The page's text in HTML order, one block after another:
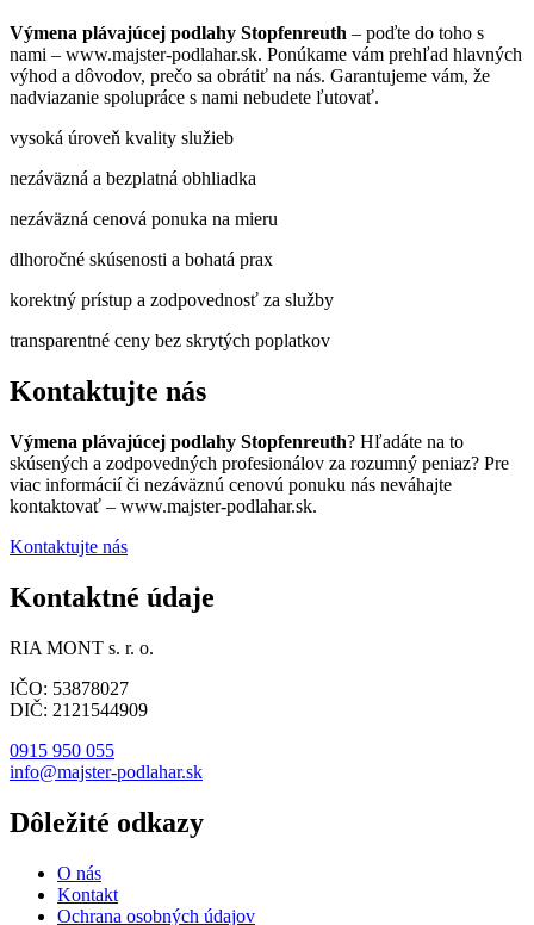
Výmena plávajúcej podlahy Stopfenreuth – poďte do toho s
nami – www.majster-podlahar.sk. Ponúkame vám prehľad hlavných
výhod a dôvodov, prečo sa obrátiť na nás. Garantujeme vám, že
nadviazanie spolupráce s nami nebudete ľutovať.
vysoká úroveň kvality služieb
nezáväzná a bezplatná obhliadka
nezáväzná cenová ponuka na mieru
dlhoročné skúsenosti a bohatá prax
korektný prístup a zodpovednosť za služby
transparentné ceny bez skrytých poplatkov
Kontaktujte nás
Výmena plávajúcej podlahy Stopfenreuth? Hľadáte na to
skúsených a zodpovedných profesionálov za rozumný peniaz? Pre
viac informácií či nezáväznú cenovú ponuku nás neváhajte
kontaktovať – www.majster-podlahar.sk.
Kontaktujte nás
Kontaktné údaje
RIA MONT s. r. o.
IČO: 53878027
DIČ: 2121544909
0915 950 055
info@majster-podlahar.sk
Dôležité odkazy
O nás
Kontakt
Ochrana osobných údajov